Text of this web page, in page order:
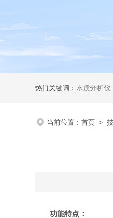
热门关键词： 水质分析仪
当前位置： 首页 >
功能特点 ：